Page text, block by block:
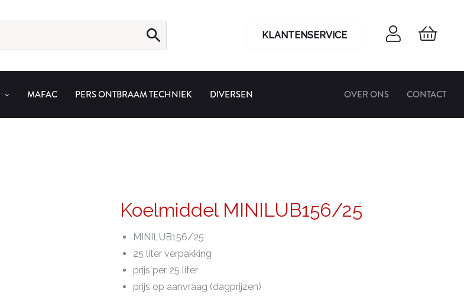
KLANTENSERVICE
MAFAC PERS ONTBRAAM TECHNIEK DIVERSEN OVER ONS CONTACT
Koelmiddel MINILUB156/25
MINILUB156/25
25 liter verpakking
prijs per 25 liter
prijs op aanvraag (dagprijzen)